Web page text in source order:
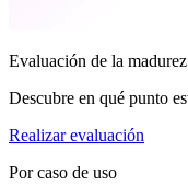
Evaluación de la
Descubre en qué punto
Realizar evaluación
Por caso de uso